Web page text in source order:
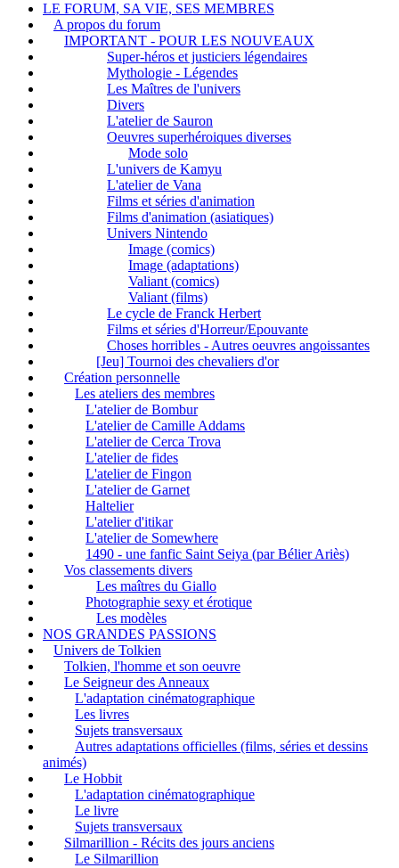
LE FORUM, SA VIE, SES MEMBRES
A propos du forum
IMPORTANT - POUR LES NOUVEAUX
Super-héros et justiciers légendaires
Mythologie - Légendes
Les Maîtres de l'univers
Divers
L'atelier de Sauron
Oeuvres superhéroiques diverses
Mode solo
L'univers de Kamyu
L'atelier de Vana
Films et séries d'animation
Films d'animation (asiatiques)
Univers Nintendo
Image (comics)
Image (adaptations)
Valiant (comics)
Valiant (films)
Le cycle de Franck Herbert
Films et séries d'Horreur/Epouvante
Choses horribles - Autres oeuvres angoissantes
[Jeu] Tournoi des chevaliers d'or
Création personnelle
Les ateliers des membres
L'atelier de Bombur
L'atelier de Camille Addams
L'atelier de Cerca Trova
L'atelier de fides
L'atelier de Fingon
L'atelier de Garnet
Haltelier
L'atelier d'itikar
L'atelier de Somewhere
1490 - une fanfic Saint Seiya (par Bélier Ariès)
Vos classements divers
Les maîtres du Giallo
Photographie sexy et érotique
Les modèles
NOS GRANDES PASSIONS
Univers de Tolkien
Tolkien, l'homme et son oeuvre
Le Seigneur des Anneaux
L'adaptation cinématographique
Les livres
Sujets transversaux
Autres adaptations officielles (films, séries et dessins
animés)
Le Hobbit
L'adaptation cinématographique
Le livre
Sujets transversaux
Silmarillion - Récits des jours anciens
Le Silmarillion